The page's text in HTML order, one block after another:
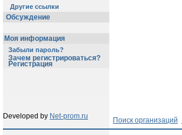
Другие ссылки
Обсуждение
Моя информация
Забыли пароль?
Зачем регистрироваться?
Регистрация
Developed by Net-prom.ru Поиск организаций